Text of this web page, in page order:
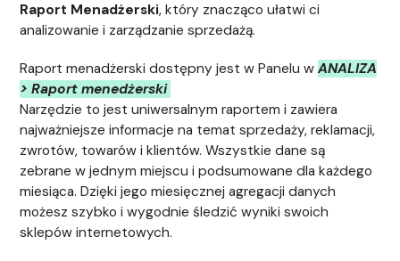
Raport Menadżerski, który znacząco ułatwi ci
analizowanie i zarządzanie sprzedażą.
Raport menadżerski dostępny jest w Panelu wANALIZA
> Raport menedżerski
Narzędzie to jest uniwersalnym raportem i zawiera
najważniejsze informacje na temat sprzedaży, reklamacji,
zwrotów, towarów i klientów. Wszystkie dane są
zebrane w jednym miejscu i podsumowane dla każdego
miesiąca. Dzięki jego miesięcznej agregacji danych
możesz szybko i wygodnie śledzić wyniki swoich
sklepów internetowych.